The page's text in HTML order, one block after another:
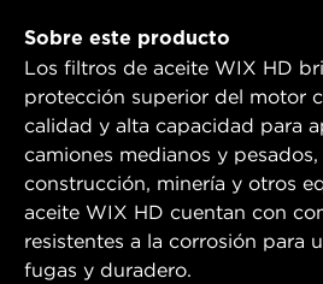
Sobre este producto
Los filtros de aceite WIX HD
protección superior del motor
calidad y alta capacidad para
camiones medianos y
construcción, minería y otros
aceite WIX HD cuentan con
resistentes a la corrosión para
fugas y duradero.